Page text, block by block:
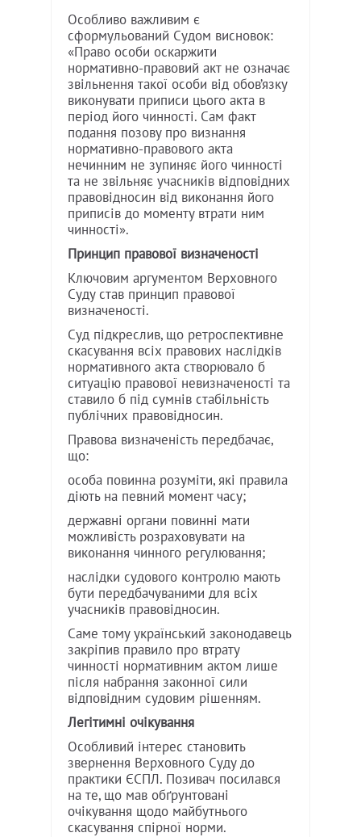
Особливо важливим є
сформульований Судом висновок:
«Право особи оскаржити
нормативно-правовий акт не означає
звільнення такої особи від обов’язку
виконувати приписи цього акта в
період його чинності. Сам факт
подання позову про визнання
нормативно-правового акта
нечинним не зупиняє його чинності
та не звільняє учасників відповідних
правовідносин від виконання його
приписів до моменту втрати ним
чинності».
Принцип правової визначеності
Ключовим аргументом Верховного
Суду став принцип правової
визначеності.
Суд підкреслив, що ретроспективне
скасування всіх правових наслідків
нормативного акта створювало б
ситуацію правової невизначеності та
ставило б під сумнів стабільність
публічних правовідносин.
Правова визначеність передбачає,
що:
особа повинна розуміти, які правила
діють на певний момент часу;
державні органи повинні мати
можливість розраховувати на
виконання чинного регулювання;
наслідки судового контролю мають
бути передбачуваними для всіх
учасників правовідносин.
Саме тому український законодавець
закріпив правило про втрату
чинності нормативним актом лише
після набрання законної сили
відповідним судовим рішенням.
Легітимні очікування
Особливий інтерес становить
звернення Верховного Суду до
практики ЄСПЛ. Позивач посилався
на те, що мав обґрунтовані
очікування щодо майбутнього
скасування спірної норми.